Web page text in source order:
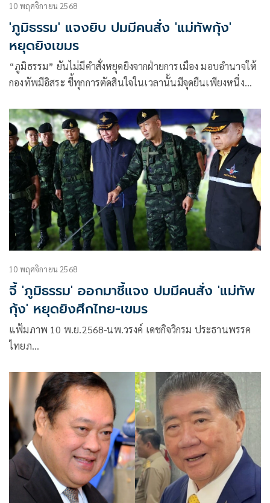
10 พฤศจิกายน 2568
'ภูมิธรรม' แจงยิบ ปมมีคนสั่ง 'แม่ทัพกุ้ง'
หยุดยิงเขมร
“ภูมิธรรม” ยันไม่มีคำสั่งหยุดยิงจากฝ่ายการเมือง มอบอำนาจให้
กองทัพมีอิสระ ชี้ทุกการตัดสินใจในเวลานั้นมีจุดยืนเพียงหนึ่ง
ของกำลังพล-ประชาชนตามแนวชายแดน
10 พฤศจิกายน 2568
จี้ 'ภูมิธรรม' ออกมาชี้แจง ปมมีคนสั่ง 'แม่ทัพ
กุ้ง' หยุดยิงศึกไทย-เขมร
แฟ้มภาพ 10 พ.ย.2568-นพ.วรงค์ เดชกิจวิกรม ประธานพรรค
ไทยภ…